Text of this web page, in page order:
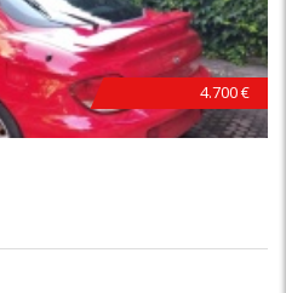
4.700 €